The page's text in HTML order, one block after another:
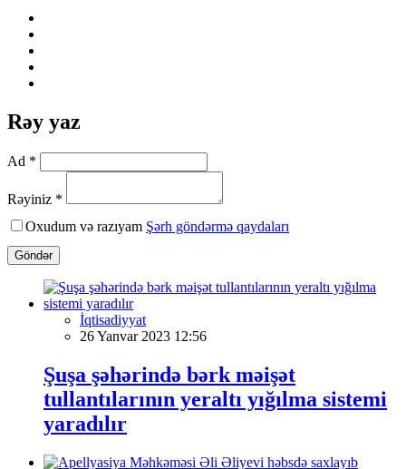
Rəy yaz
Ad *
Rəyiniz *
Oxudum və razıyam Şərh göndərmə qaydaları
Göndər
İqtisadiyyat
26 Yanvar 2023 12:56
Şuşa şəhərində bərk məişət
tullantılarının yeraltı yığılma sistemi
yaradılır